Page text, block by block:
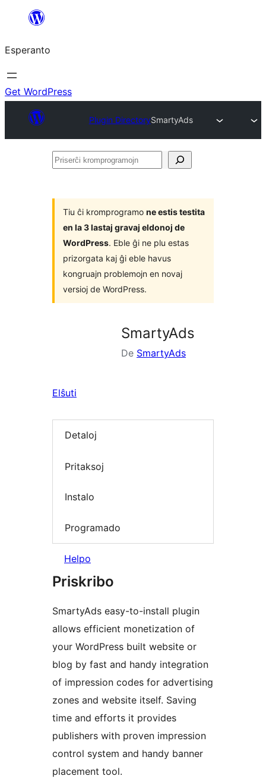
al
la
enhavo
Esperanto
Get WordPress
Plugin DirectorySmartyAds
Priserĉi
Tiu ĉi kromprogramo ne estis testita
en la 3 lastaj gravaj eldonoj de
WordPress. Eble ĝi ne plu estas
prizorgata kaj ĝi eble havus
kongruajn problemojn en novaj
versioj de WordPress.
SmartyAds
De SmartyAds
Elŝuti
Detaloj
Pritaksoj
Instalo
Programado
Helpo
Priskribo
SmartyAds easy-to-install plugin
allows efficient monetization of
your WordPress built website or
blog by fast and handy integration
of impression codes for advertising
zones and website itself. Saving
time and efforts it provides
publishers with proven impression
control system and handy banner
placement tool.